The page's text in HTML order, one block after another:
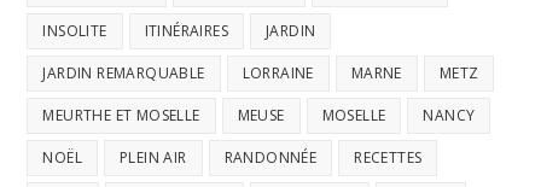
INSOLITE ITINÉRAIRES JARDIN
JARDIN REMARQUABLE LORRAINE MARNE METZ
MEURTHE ET MOSELLE MEUSE MOSELLE NANCY
NOËL PLEIN AIR RANDONNÉE RECETTES